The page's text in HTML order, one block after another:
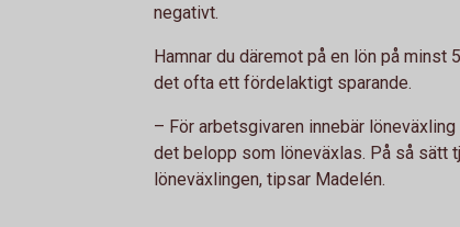
negativt.
Hamnar du däremot på en lön på
det ofta ett fördelaktigt sparande.
– För arbetsgivaren innebär
det belopp som löneväxlas. På så sätt
löneväxlingen, tipsar Madelén.